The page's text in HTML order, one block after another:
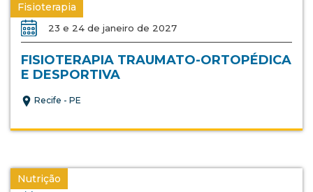
Fisioterapia
23 e 24 de janeiro de 2027
FISIOTERAPIA TRAUMATO-ORTOPÉDICA
E DESPORTIVA
Recife - PE
Nutrição